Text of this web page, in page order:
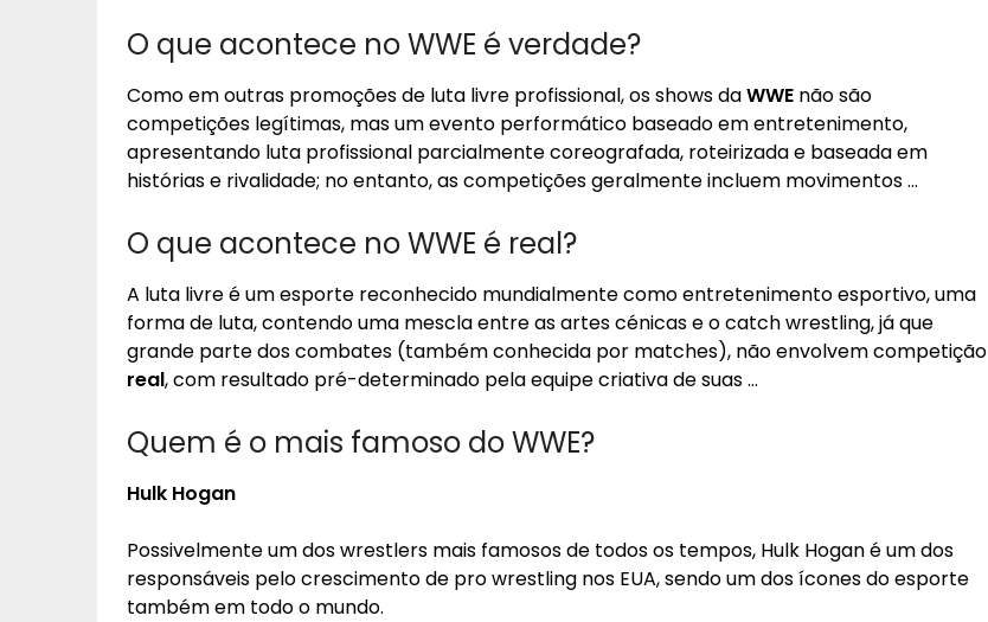
O que acontece no WWE é verdade?
Como em outras promoções de luta livre profissional, os shows daWWE não são
competições legítimas, mas um evento performático baseado em entretenimento,
apresentando luta profissional parcialmente coreografada, roteirizada e baseada em
histórias e rivalidade; no entanto, as competições geralmente incluem movimentos …
O que acontece no WWE é real?
A luta livre é um esporte reconhecido mundialmente como entretenimento esportivo, uma
forma de luta, contendo uma mescla entre as artes cénicas e o catch wrestling, já que
grande parte dos combates (também conhecida por matches), não envolvem competição
real, com resultado pré-determinado pela equipe criativa de suas …
Quem é o mais famoso do WWE?
Hulk Hogan
Possivelmente um dos wrestlers mais famosos de todos os tempos, Hulk Hogan é um dos
responsáveis pelo crescimento de pro wrestling nos EUA, sendo um dos ícones do esporte
também em todo o mundo.